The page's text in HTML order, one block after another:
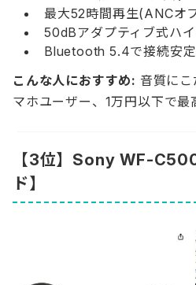
最大52時間再生(ANCオ
50dBアダプティブ式ハ
Bluetooth 5.4で接続安
こんな人におすすめ: 音質に
マホユーザー、1万円以下で最
【3位】Sony WF-
ド】